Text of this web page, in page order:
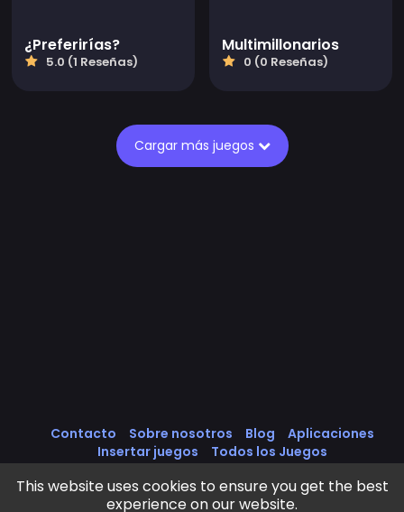
¿Preferirías?
5.0 (1 Reseñas)
Multimillonarios
0 (0 Reseñas)
Cargar más juegos
Contacto Sobre nosotros Blog
Aplicaciones
Insertar juegos
Todos los Juegos
Términos de servicio
This website uses cookies to ensure you get the best
experience on our website.